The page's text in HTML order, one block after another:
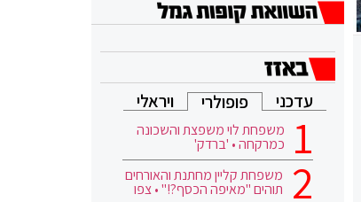
עדכני פופולרי ויראלי
משפחת לוי משפצת והשכונה
כמרקחה • 'ברדק'
משפחת קליין מחתנת והאורחים
תוהים "מאיפה הכסף?!" • צפו